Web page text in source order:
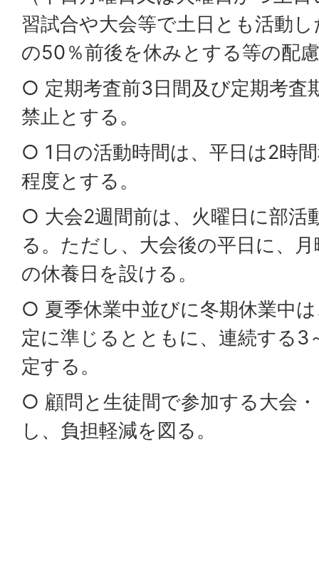
習試合や大会等で土日とも活動
の50％前後を休みとする等の配
○ 定期考査前3日間及び定期考査
禁止とする。
○ 1日の活動時間は、平日は2時
程度とする。
○ 大会2週間前は、火曜日に部活
る。ただし、大会後の平日に、
の休養日を設ける。
○ 夏季休業中並びに冬期休業中
定に準じるとともに、連続する3
定する。
○ 顧問と生徒間で参加する大会
し、負担軽減を図る。